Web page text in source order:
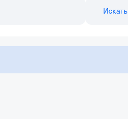
Искать